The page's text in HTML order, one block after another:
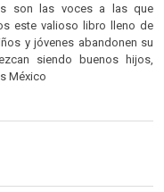
son las voces a las que
este valioso libro lleno de
y jóvenes abandonen su
siendo buenos hijos,
México